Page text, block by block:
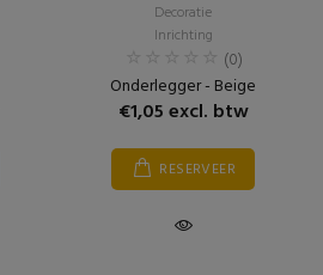
Decoratie
Inrichting
(0)
Onderlegger - Beige
€1,05 excl. btw
RESERVEER